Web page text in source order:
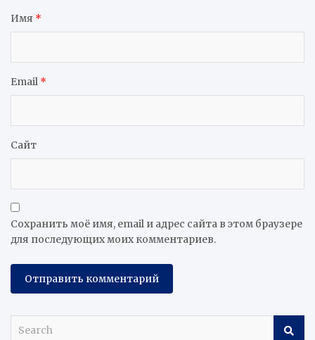
Имя *
Email *
Сайт
Сохранить моё имя, email и адрес сайта в этом браузере
для последующих моих комментариев.